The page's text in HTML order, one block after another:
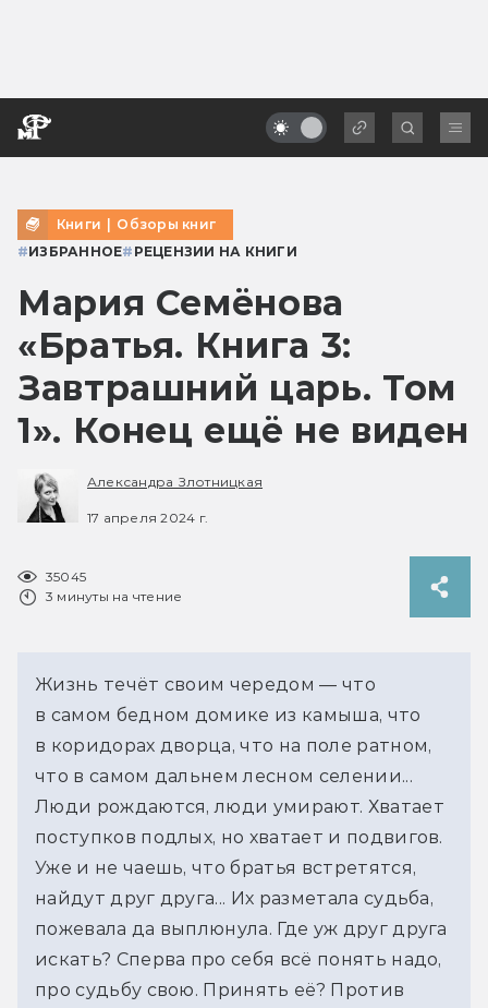
Книги | Обзоры книг
#ИЗБРАННОЕ# РЕЦЕНЗИИ НА КНИГИ
Мария Семёнова
«Братья. Книга 3:
Завтрашний царь. Том
1». Конец ещё не виден
Александра Злотницкая
17 апреля 2024 г.
35045
3 минуты на чтение
Жизнь течёт своим чередом — что
в самом бедном домике из камыша, что
в коридорах дворца, что на поле ратном,
что в самом дальнем лесном селении...
Люди рождаются, люди умирают. Хватает
поступков подлых, но хватает и подвигов.
Уже и не чаешь, что братья встретятся,
найдут друг друга... Их разметала судьба,
пожевала да выплюнула. Где уж друг друга
искать? Сперва про себя всё понять надо,
про судьбу свою. Принять её? Против